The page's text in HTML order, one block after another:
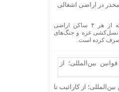
در اراضی اشغالی
بررسی‌ها نشان می‌دهند که از هر ۴ ساکن اراضی
نسل‌کشی غزه و جنگ‌های
کرده است.
از کارائیب تا